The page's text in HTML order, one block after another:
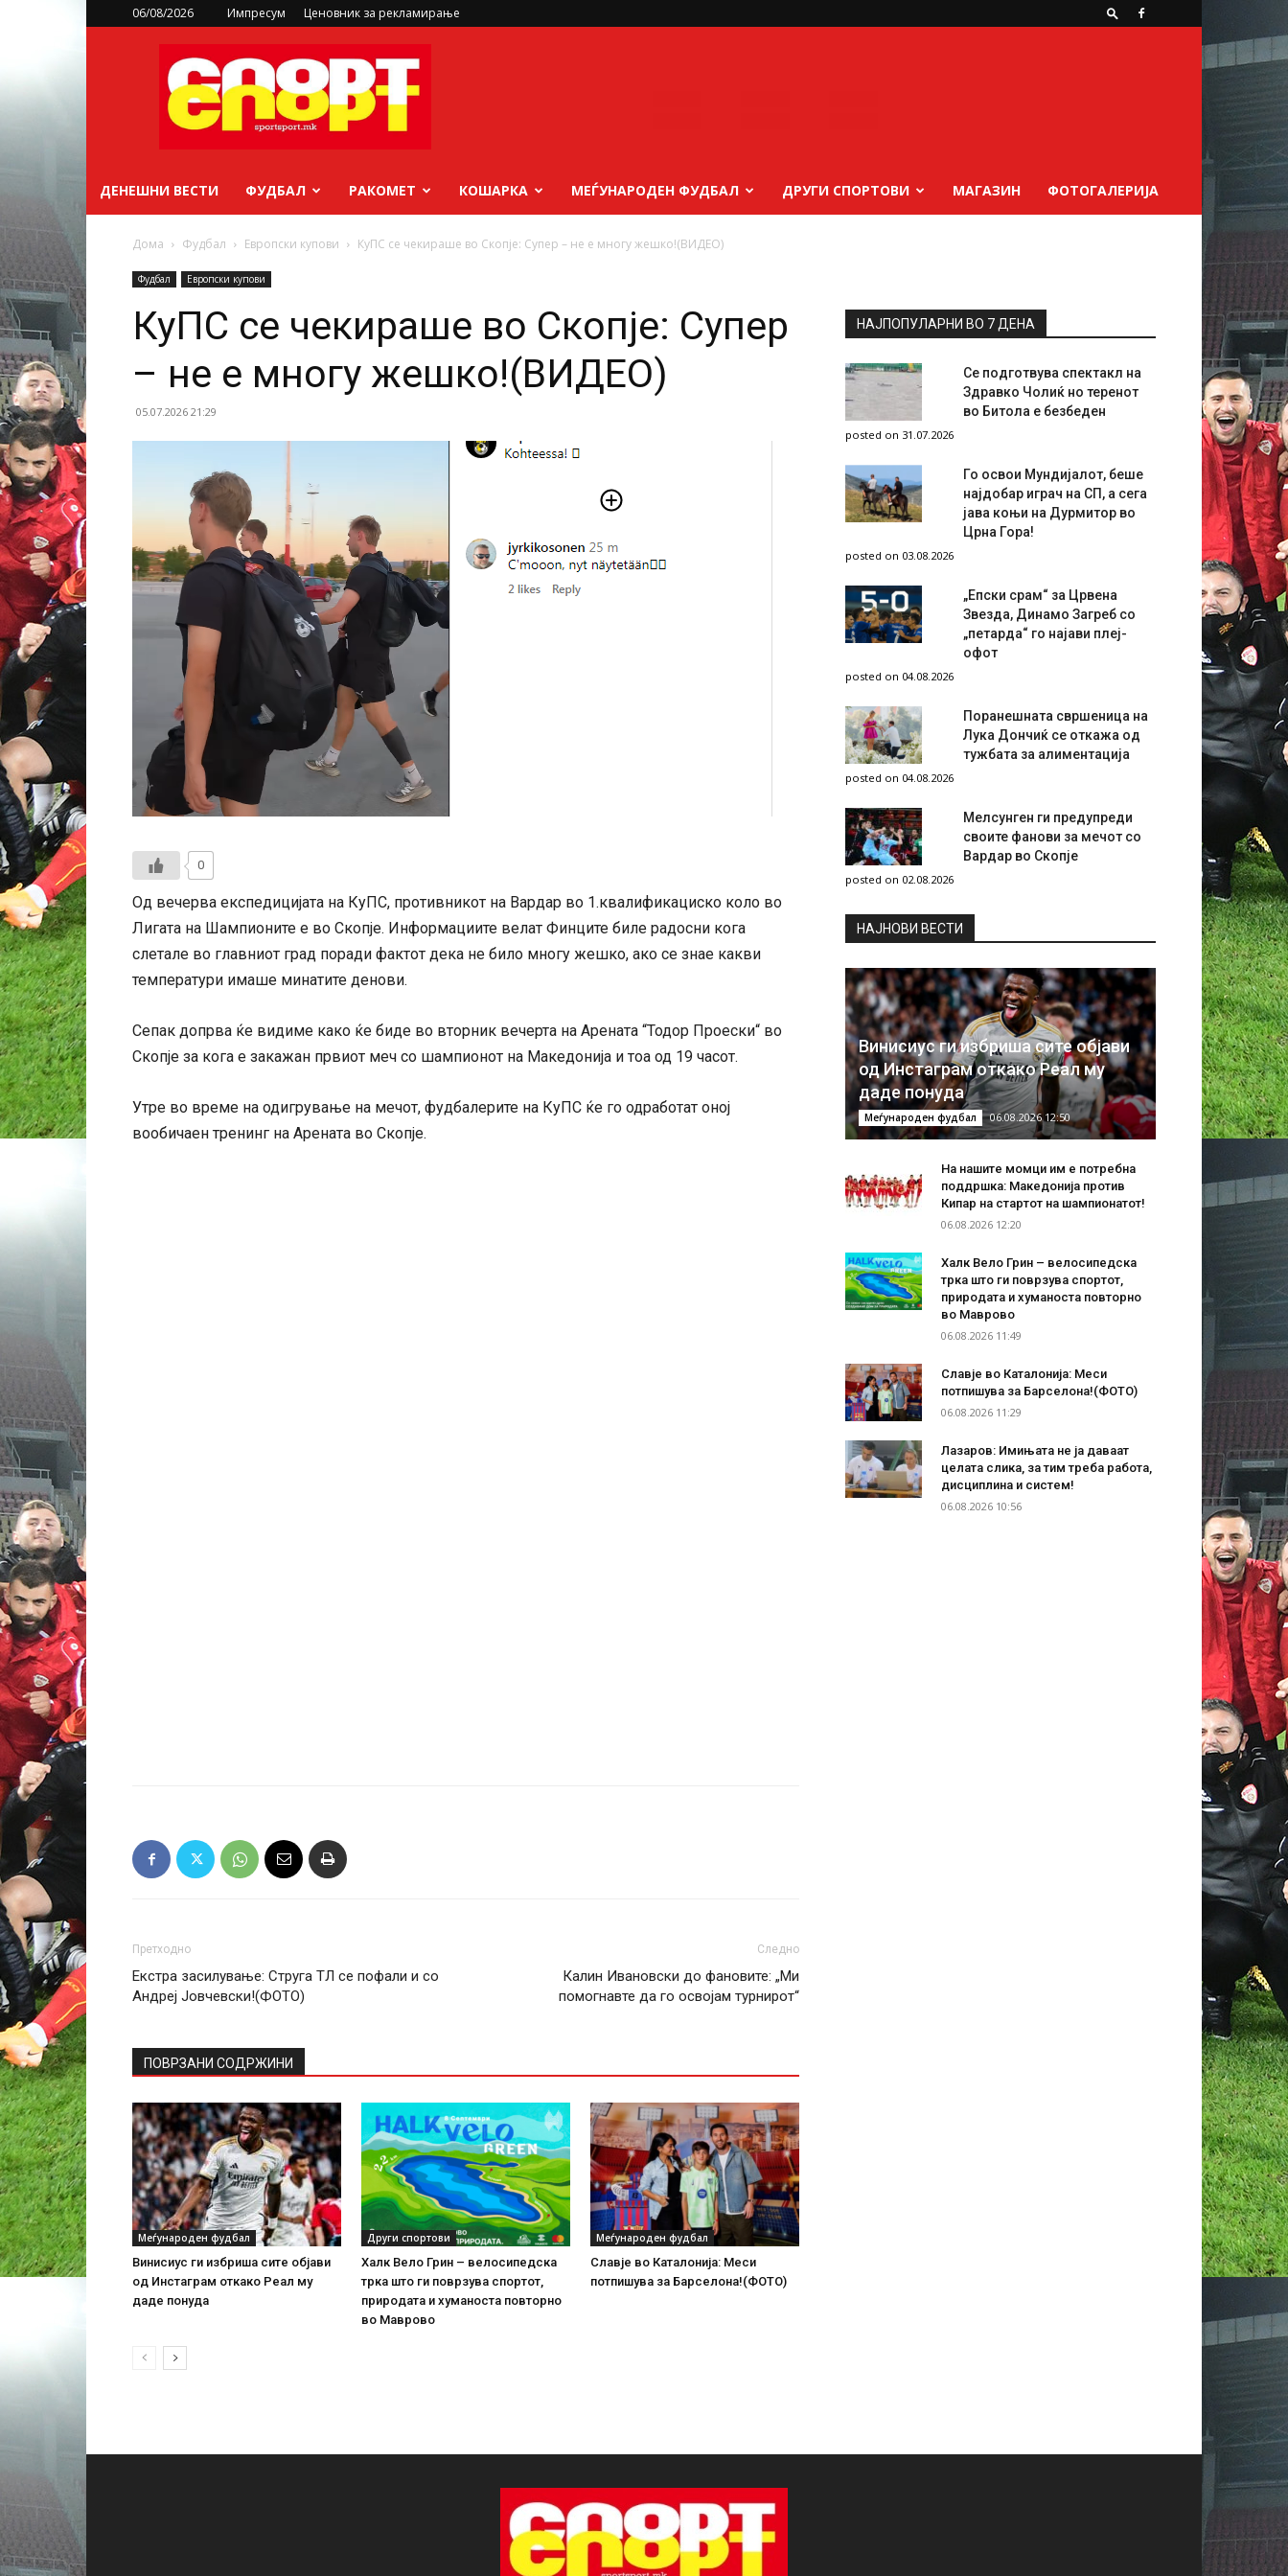
06/08/2026 Импресум Ценовник за рекламирање
sportsport.mk
ДЕНЕШНИ ВЕСТИ ФУДБАЛ РАКОМЕТ КОШАРКА МЕЃУНАРОДЕН ФУДБАЛ ДРУГИ СПОРТОВИ МАГАЗИН ФОТОГАЛЕРИЈА
Дома Фудбал Европски купови КуПС се чекираше во Скопје: Супер – не е многу жешко!(ВИДЕО)
Фудбал Европски купови
КуПС се чекираше во Скопје: Супер
– не е многу жешко!(ВИДЕО)
05.07.2026 21:29
0
Од вечерва експедицијата на КуПС, противникот на Вардар во 1.квалификациско коло во
Лигата на Шампионите е во Скопје. Информациите велат Финците биле радосни кога
слетале во главниот град поради фактот дека не било многу жешко, ако се знае какви
температури имаше минатите денови.
Сепак допрва ќе видиме како ќе биде во вторник вечерта на Арената “Тодор Проески“ во
Скопје за кога е закажан првиот меч со шампионот на Македонија и тоа од 19 часот.
Утре во време на одигрување на мечот, фудбалерите на КуПС ќе го одработат оној
вообичаен тренинг на Арената во Скопје.
Претходно
Екстра засилување: Струга ТЛ се пофали и со
Андреј Јовчевски!(ФОТО)
Следно
Калин Ивановски до фановите: „Ми
помогнавте да го освојам турнирот“
ПОВРЗАНИ СОДРЖИНИ
Меѓународен фудбал
Винисиус ги избриша сите објави
од Инстаграм откако Реал му
даде понуда
Други спортови
Халк Вело Грин – велосипедска
трка што ги поврзува спортот,
природата и хуманоста повторно
во Маврово
Меѓународен фудбал
Славје во Каталонија: Меси
потпишува за Барселона!(ФОТО)
НАЈПОПУЛАРНИ ВО 7 ДЕНА
Се подготвува спектакл на
Здравко Чолиќ но теренот
во Битола е безбеден
posted on 31.07.2026
Го освои Мундијалот, беше
најдобар играч на СП, а сега
јава коњи на Дурмитор во
Црна Гора!
posted on 03.08.2026
„Епски срам“ за Црвена
Звезда, Динамо Загреб со
„петарда“ го најави плеј-
офот
posted on 04.08.2026
Поранешната свршеница на
Лука Дончиќ се откажа од
тужбата за алиментација
posted on 04.08.2026
Мелсунген ги предупреди
своите фанови за мечот со
Вардар во Скопје
posted on 02.08.2026
НAЈНОВИ ВЕСТИ
Винисиус ги избриша сите објави
од Инстаграм откако Реал му
даде понуда
Меѓународен фудбал 06.08.2026 12:50
На нашите момци им е потребна
поддршка: Македонија против
Кипар на стартот на шампионатот!
06.08.2026 12:20
Халк Вело Грин – велосипедска
трка што ги поврзува спортот,
природата и хуманоста повторно
во Маврово
06.08.2026 11:49
Славје во Каталонија: Меси
потпишува за Барселона!(ФОТО)
06.08.2026 11:29
Лазаров: Имињата не ја даваат
целата слика, за тим треба работа,
дисциплина и систем!
06.08.2026 10:56